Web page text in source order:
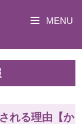
MENU
れる理由【か